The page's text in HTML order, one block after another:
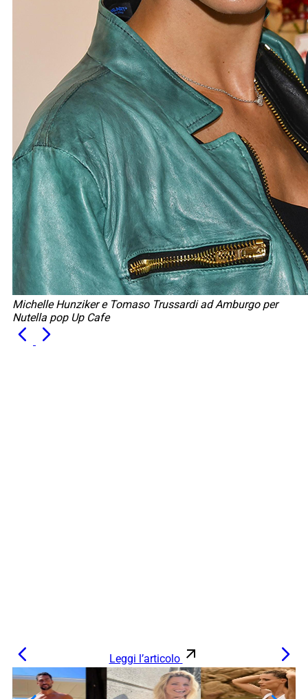
Michelle Hunziker e Tomaso Trussardi ad Amburgo per
Nutella pop Up Cafe
Leggi l’articolo